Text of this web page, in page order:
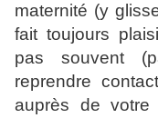
maternité (y
fait toujours
pas souvent
reprendre
auprès de